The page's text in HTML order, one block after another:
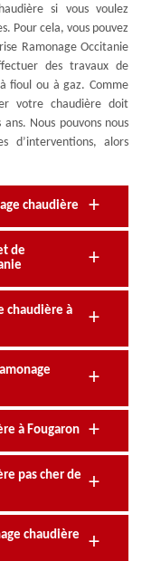
si vous voulez
Pour cela, vous pouvez
Ramonage Occitanie
des travaux de
fioul ou à gaz. Comme
votre chaudière doit
Nous pouvons nous
d’interventions, alors
chaudière
de
chaudière à
à Fougaron
pas cher de
chaudière